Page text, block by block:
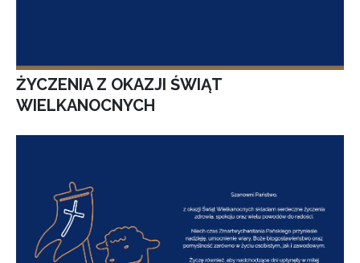
ŻYCZENIA Z OKAZJI ŚWIĄT
WIELKANOCNYCH